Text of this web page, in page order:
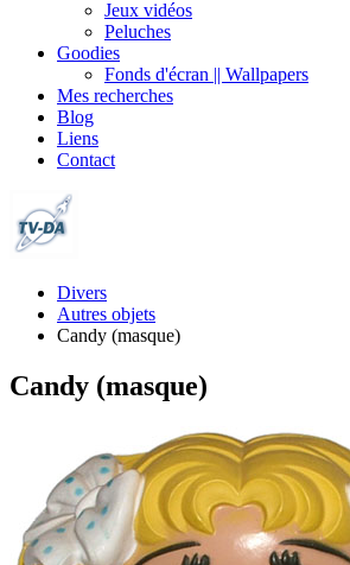
Jeux vidéos
Peluches
Goodies
Fonds d'écran || Wallpapers
Mes recherches
Blog
Liens
Contact
Divers
Autres objets
Candy (masque)
Candy (masque)